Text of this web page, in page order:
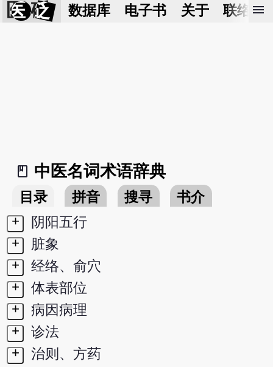
医 砭 数据库 电子书 关于 联络我
menu
book_2
中医名词术语辞典
目录 拼音 搜寻
书介
+
阴阳五行
+
脏象
+
经络、俞穴
+
体表部位
+
病因病理
+
诊法
+
治则、方药